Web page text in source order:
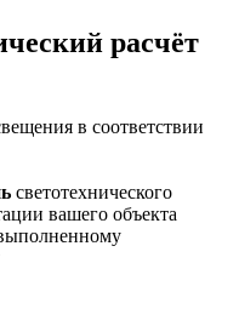
расчёт
в соответствии
светотехнического
вашего объекта